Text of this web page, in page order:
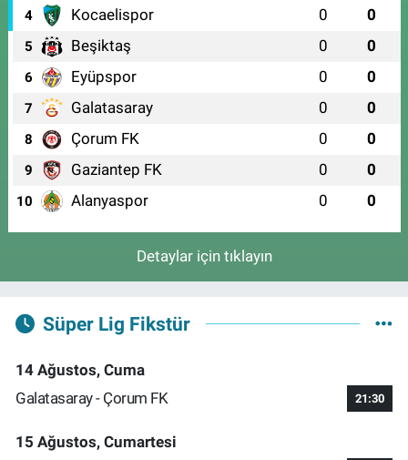
4 Kocaelispor 0 0
5 Beşiktaş 0 0
6 Eyüpspor 0 0
7 Galatasaray 0 0
8 Çorum FK 0 0
9 Gaziantep FK 0 0
10 Alanyaspor 0 0
Detaylar için tıklayın
Süper Lig Fikstür
14 Ağustos, Cuma
Galatasaray - Çorum FK
21:30
15 Ağustos, Cumartesi